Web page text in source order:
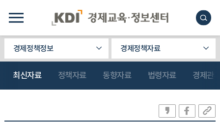
경제정책정보 경제정책자료
최신자료 정책자료 동향자료 법령자료 경제관